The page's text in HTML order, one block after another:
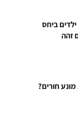
ביחס
זהה
חורים?